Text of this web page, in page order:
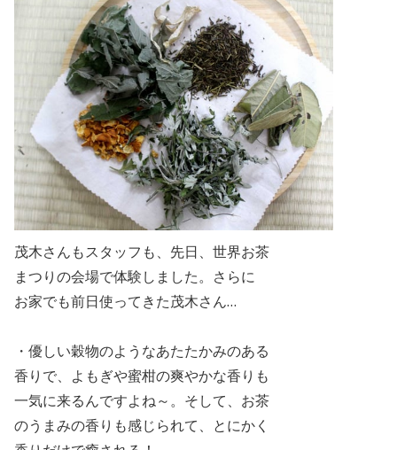
茂木さんもスタッフも、 先日、世界お茶
まつりの会場で体験しました。さらに
お家でも前日使ってきた茂木さん…
・優しい穀物のようなあたたかみのある
香りで、よもぎや蜜柑の爽やかな香りも
一気に来るんですよね～。そして、お茶
のうまみの香りも感じられて、とにかく